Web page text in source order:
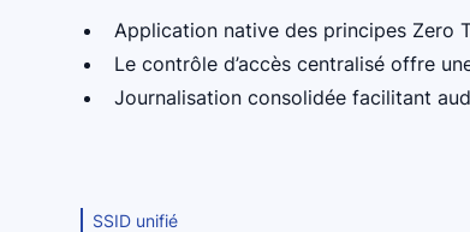
Application native des principes Zero
Le contrôle d’accès centralisé offre
Journalisation consolidée facilitant
SSID unifié